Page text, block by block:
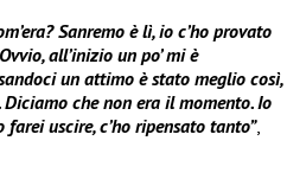
Sanremo è lì, io c’ho provato
all’inizio un po’ mi è
un attimo è stato meglio così,
che non era il momento. Io
uscire, c’ho ripensato tanto”,